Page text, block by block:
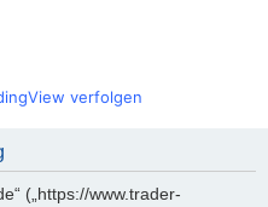
verfolgen
(„https://www.trader-